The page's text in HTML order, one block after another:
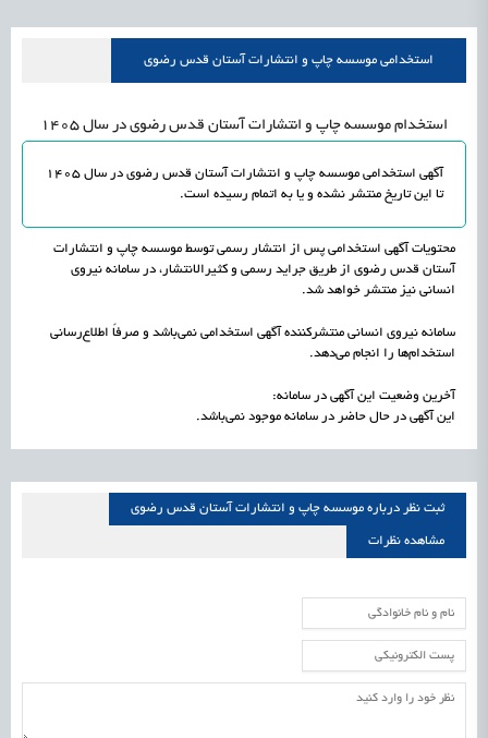
علمی
1405/05/17 اشتغال و کارآفرینی رسیدن مجوز ایجاد «سندباکس» به نهادهای توسعه‌ای و صنفی
استخدامی موسسه چاپ و انتشارات آستان قدس رضوی
استخدام موسسه چاپ و انتشارات آستان قدس رضوی در سال 1405
آگهی استخدامی موسسه چاپ و انتشارات آستان قدس رضوی در سال 1405
تا این تاریخ منتشر نشده و یا به اتمام رسیده است.
محتویات آگهی استخدامی پس از انتشار رسمی توسط موسسه چاپ و انتشارات
آستان قدس رضوی از طریق جراید رسمی و کثیرالانتشار، در سامانه نیروی
انسانی نیز منتشر خواهد شد.
سامانه نیروی انسانی منتشرکننده آگهی استخدامی نمی‌باشد و صرفاً اطلاع‌رسانی
استخدام‌ها را انجام می‌دهد.
آخرین وضعیت این آگهی در سامانه:
این آگهی در حال حاضر در سامانه موجود نمی‌باشد.
ثبت نظر درباره موسسه چاپ و انتشارات آستان قدس رضوی
مشاهده نظرات